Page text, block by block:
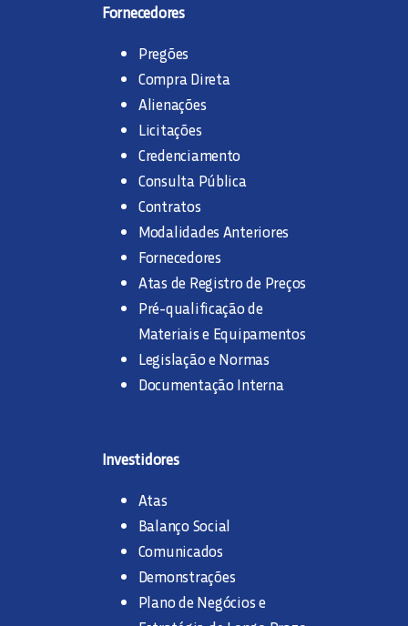
Fornecedores
Pregões
Compra Direta
Alienações
Licitações
Credenciamento
Consulta Pública
Contratos
Modalidades Anteriores
Fornecedores
Atas de Registro de Preços
Pré-qualificação de
Materiais e Equipamentos
Legislação e Normas
Documentação Interna
Investidores
Atas
Balanço Social
Comunicados
Demonstrações
Plano de Negócios e